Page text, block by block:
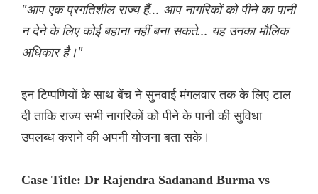
"आप एक प्रगतिशील राज्य हैं... आप नागरिकों को पीने का पानी
न देने के लिए कोई बहाना नहीं बना सकते... यह उनका मौलिक
अधिकार है।"
इन टिप्पणियों के साथ बेंच ने सुनवाई मंगलवार तक के लिए टाल
दी ताकि राज्य सभी नागरिकों को पीने के पानी की सुविधा
उपलब्ध कराने की अपनी योजना बता सके।
Case Title: Dr Rajendra Sadanand Burma vs